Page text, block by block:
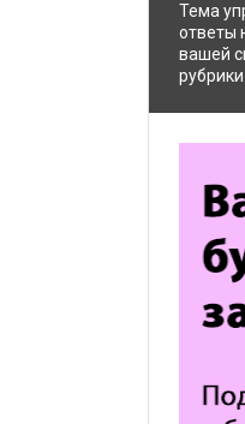
Тема
ответы
вашей
рубрики.